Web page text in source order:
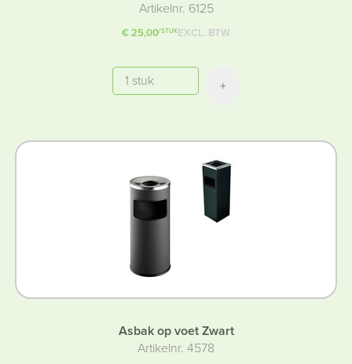
Artikelnr. 6125
€ 25,00/STUKEXCL. BTW
Aantal
+
Asbak op voet Zwart
Artikelnr. 4578